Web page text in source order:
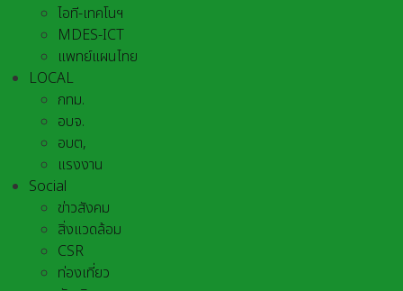
ไอที-เทคโนฯ
MDES-ICT
แพทย์แผนไทย
LOCAL
กทม.
อบจ.
อบต,
แรงงาน
Social
ข่าวสังคม
สิ่งแวดล้อม
CSR
ท่องเที่ยว